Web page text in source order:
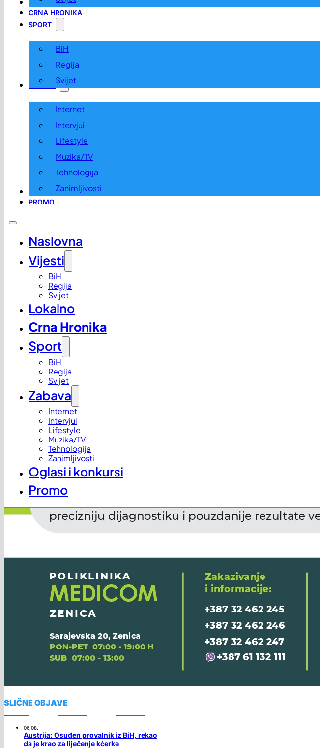
LOKALNO
CRNA HRONIKA
SPORT
BiH
Regija
Svijet
ZABAVA
Internet
Intervjui
Lifestyle
Muzika/TV
Tehnologija
Zanimljivosti
OGLASI I KONKURSI
PROMO
Naslovna
Vijesti
BiH
Regija
Svijet
Lokalno
Crna Hronika
Sport
BiH
Regija
Svijet
Zabava
Internet
Intervjui
Lifestyle
Muzika/TV
Tehnologija
Zanimljivosti
Oglasi i konkursi
Promo
SLIČNE OBJAVE
06.08.
Austrija: Osuđen provalnik iz BiH, rekao
da je krao za liječenje kćerke